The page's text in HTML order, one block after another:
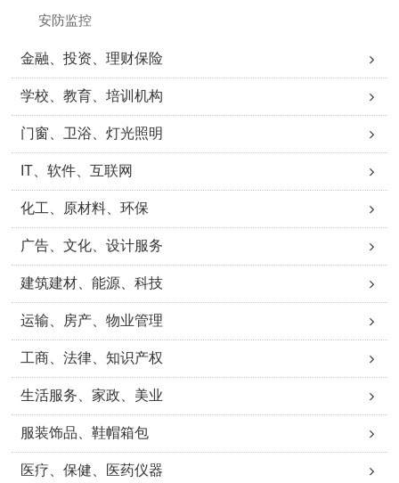
安防监控
金融、投资、理财保险
学校、教育、培训机构
门窗、卫浴、灯光照明
IT、软件、互联网
化工、原材料、环保
广告、文化、设计服务
建筑建材、能源、科技
运输、房产、物业管理
工商、法律、知识产权
生活服务、家政、美业
服装饰品、鞋帽箱包
医疗、保健、医药仪器